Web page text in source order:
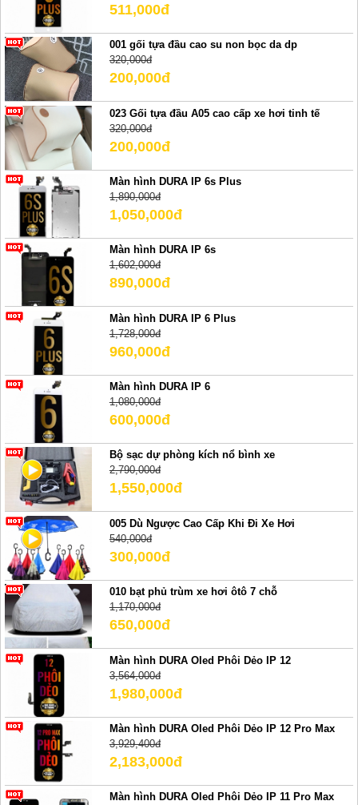
511,000đ
001 gối tựa đầu cao su non bọc da dp
320,000đ
200,000đ
023 Gối tựa đầu A05 cao cấp xe hơi tinh tế
320,000đ
200,000đ
Màn hình DURA IP 6s Plus
1,890,000đ
1,050,000đ
Màn hình DURA IP 6s
1,602,000đ
890,000đ
Màn hình DURA IP 6 Plus
1,728,000đ
960,000đ
Màn hình DURA IP 6
1,080,000đ
600,000đ
Bộ sạc dự phòng kích nổ bình xe
2,790,000đ
1,550,000đ
005 Dù Ngược Cao Cấp Khi Đi Xe Hơi
540,000đ
300,000đ
010 bạt phủ trùm xe hơi ôtô 7 chỗ
1,170,000đ
650,000đ
Màn hình DURA Oled Phôi Dẻo IP 12
3,564,000đ
1,980,000đ
Màn hình DURA Oled Phôi Dẻo IP 12 Pro Max
3,929,400đ
2,183,000đ
Màn hình DURA Oled Phôi Dẻo IP 11 Pro Max